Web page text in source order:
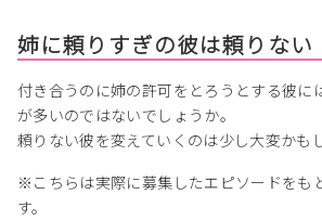
姉に頼りすぎの彼は頼りない
付き合うのに姉の許可をとろうとする彼に
が多いのではないでしょうか。
頼りない彼を変えていくのは少し大変かも
※こちらは実際に募集したエピソードをも
す。